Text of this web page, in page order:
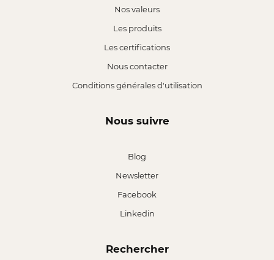
Nos valeurs
Les produits
Les certifications
Nous contacter
Conditions générales d'utilisation
Nous suivre
Blog
Newsletter
Facebook
Linkedin
Rechercher